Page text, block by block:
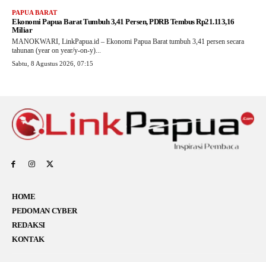
PAPUA BARAT
Ekonomi Papua Barat Tumbuh 3,41 Persen, PDRB Tembus Rp21.113,16
Miliar
MANOKWARI, LinkPapua.id – Ekonomi Papua Barat tumbuh 3,41 persen secara
tahunan (year on year/y-on-y)...
Sabtu, 8 Agustus 2026, 07:15
HOME
PEDOMAN CYBER
REDAKSI
KONTAK